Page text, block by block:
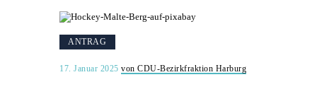
ANTRAG
17. Januar 2025 von CDU-Bezirkfraktion Harburg